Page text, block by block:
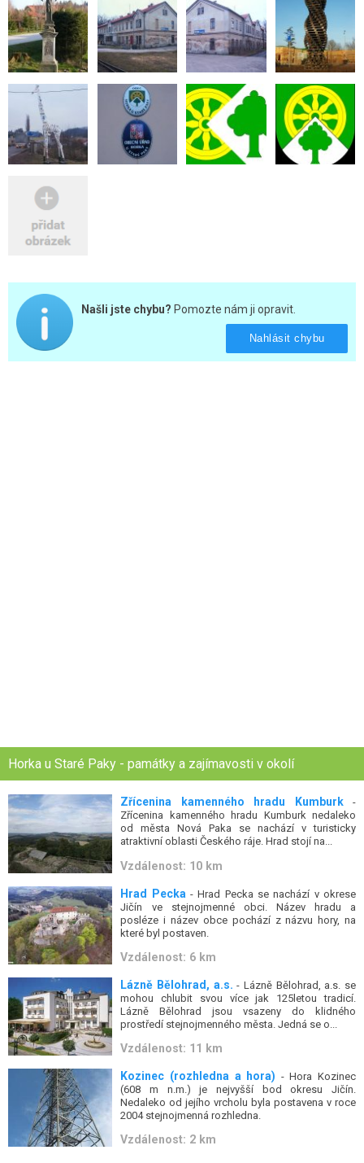
Našli jste chybu? Pomozte nám ji opravit.
Nahlásit chybu
Horka u Staré Paky - památky a zajímavosti v okolí
Zřícenina kamenného hradu Kumburk-
Zřícenina kamenného hradu Kumburk nedaleko
od města Nová Paka se nachází v turisticky
atraktivní oblasti Českého ráje. Hrad stojí na...
Vzdálenost: 10 km
Hrad Pecka - Hrad Pecka se nachází v okrese
Jičín ve stejnojmenné obci. Název hradu a
posléze i název obce pochází z názvu hory, na
které byl postaven.
Vzdálenost: 6 km
Lázně Bělohrad, a.s. - Lázně Bělohrad, a.s. se
mohou chlubit svou více jak 125letou tradicí.
Lázně Bělohrad jsou vsazeny do klidného
prostředí stejnojmenného města. Jedná se o...
Vzdálenost: 11 km
Kozinec (rozhledna a hora) - Hora Kozinec
(608 m n.m.) je nejvyšší bod okresu Jičín.
Nedaleko od jejího vrcholu byla postavena v roce
2004 stejnojmenná rozhledna.
Vzdálenost: 2 km